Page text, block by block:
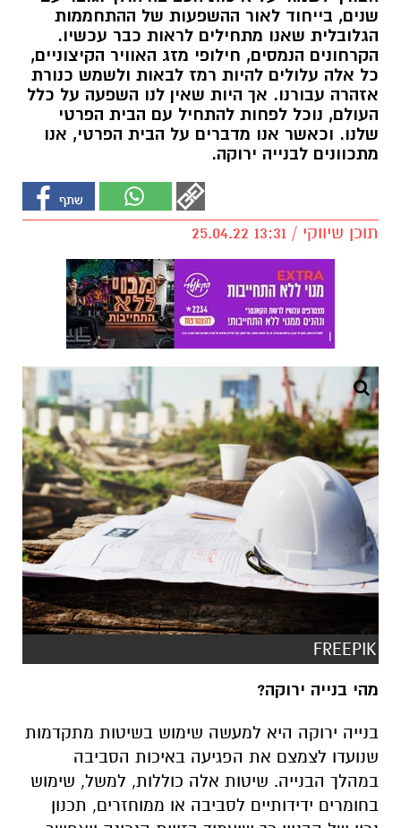
שנים, בייחוד לאור ההשפעות של ההתחממות
הגלובלית שאנו מתחילים לראות כבר עכשיו.
הקרחונים הנמסים, חילופי מזג האוויר הקיצוניים,
כל אלה עלולים להיות רמז לבאות ולשמש כנורת
אזהרה עבורנו. אך היות שאין לנו השפעה על כלל
העולם, נוכל לפחות להתחיל עם הבית הפרטי
שלנו. וכאשר אנו מדברים על הבית הפרטי, אנו
מתכוונים לבנייה ירוקה.
תוכן שיווקי / 13:31 25.04.22
FREEPIK
מהי בנייה ירוקה?
בנייה ירוקה היא למעשה שימוש בשיטות מתקדמות
שנועדו לצמצם את הפגיעה באיכות הסביבה
במהלך הבנייה. שיטות אלה כוללות, למשל, שימוש
בחומרים ידידותיים לסביבה או ממוחזרים, תכנון